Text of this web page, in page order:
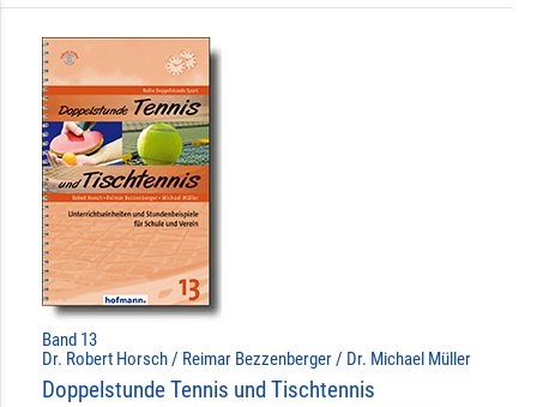
Band 13
Dr. Robert Horsch / Reimar Bezzenberger / Dr. Michael Müller
Doppelstunde Tennis und Tischtennis